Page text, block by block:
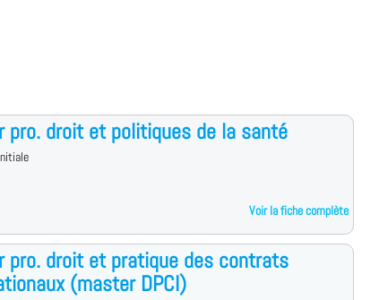
pro. droit et politiques de la santé
Voir la fiche complète
pro. droit et pratique des contrats
(master DPCI)